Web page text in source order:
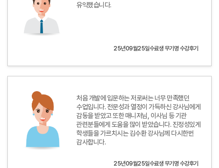
유익했습니다.
25년09월25일수료생 무기명 수강후기
처음 개발에 입문하는 저로써는 너무 만족했던
수업입니다. 전문성과 열정이 가득하신 강사님에게
감동을 받았고 또한 매니저님, 이사님 등 기관
관련분들에게 도움을 많이 받았습니다. 진정성있게
학생들을 가르치시는 김수환 강사님께 다시한번
감사합니다.
25년09월25일수료생 무기명 수강후기